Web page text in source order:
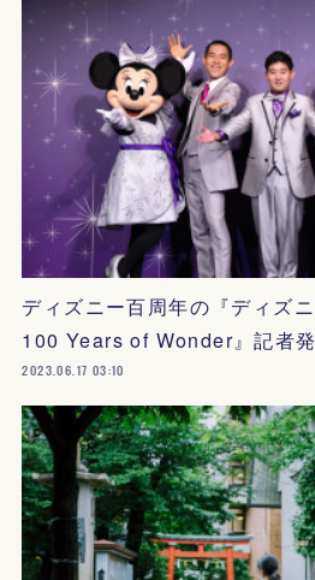
ディズニー百周年の『ディズ
100 Years of Wonder』記者
2023.06.17 03:10